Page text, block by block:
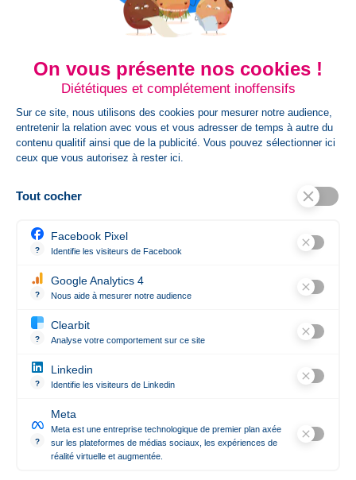
Vérification robot
Envoyer votre demande de devis
Pour un meilleur traitement de votre demande, merci
acceptés sont .eps .ai .pdf .jpg .jpeg .png
Référence Stoppeur
Contact
Notre société 
On vous présente nos cookies !
Diététiques et complétement inoffensifs
Sur ce site, nous utilisons des cookies pour mesurer notre audience,
entretenir la relation avec vous et vous adresser de temps à autre du
contenu qualitif ainsi que de la publicité. Vous pouvez sélectionner ici
ceux que vous autorisez à rester ici.
Tout cocher
?
Facebook Pixel
Identifie les visiteurs de Facebook
?
Google Analytics 4
Nous aide à mesurer notre audience
?
Clearbit
Analyse votre comportement sur ce site
?
Linkedin
Identifie les visiteurs de Linkedin
?
Meta
Meta est une entreprise technologique de premier plan axée
sur les plateformes de médias sociaux, les expériences de
réalité virtuelle et augmentée.